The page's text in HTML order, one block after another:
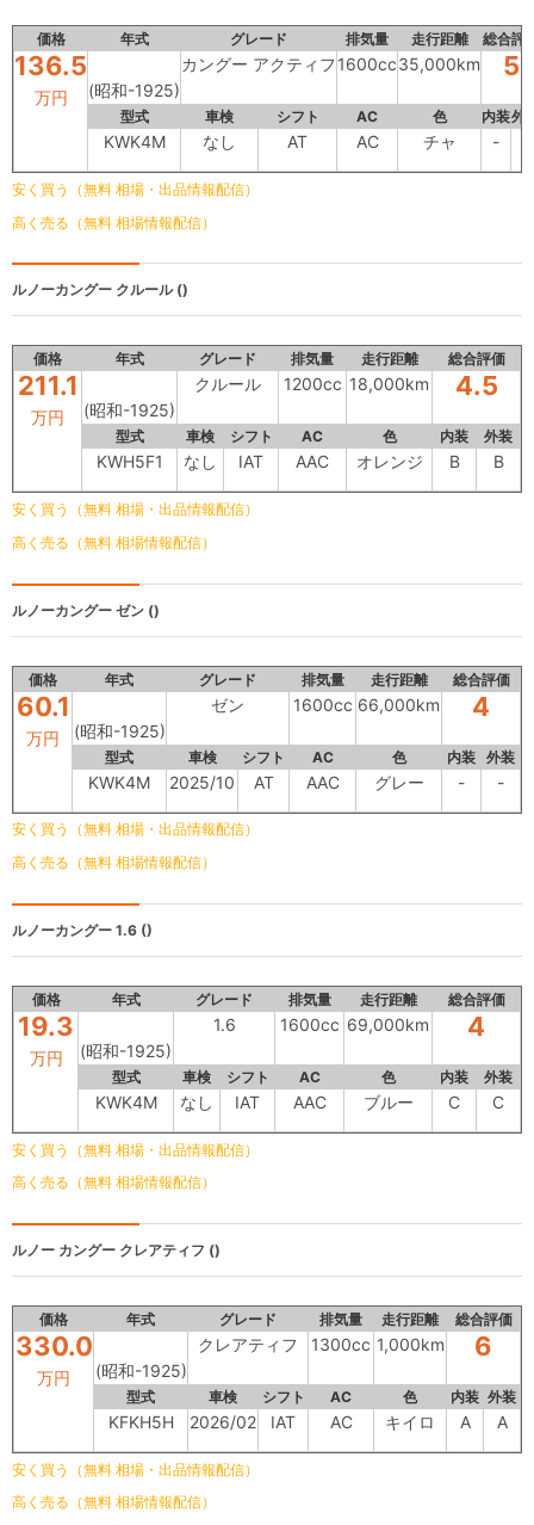
価格 年式 グレード 排気量 走行距離 総合評
136.5
万円 (昭和-1925)
カングー アクティフ 1600cc35,000km 5
型式 車検 シフト AC 色 内装外
KWK4M なし AT AC チャ -
安く買う（無料 相場・出品情報配信）
高く売る（無料 相場情報配信）
ルノーカングー クルール ()
価格 年式 グレード 排気量 走行距離 総合評価
211.1
万円 (昭和-1925)
クルール 1200cc 18,000km 4.5
型式 車検 シフト AC 色 内装 外装
KWH5F1 なし IAT AAC オレンジ B B
安く買う（無料 相場・出品情報配信）
高く売る（無料 相場情報配信）
ルノーカングー ゼン ()
価格 年式 グレード 排気量 走行距離 総合評価
60.1
万円 (昭和-1925)
ゼン 1600cc 66,000km 4
型式 車検 シフト AC 色 内装 外装
KWK4M 2025/10 AT AAC グレー - -
安く買う（無料 相場・出品情報配信）
高く売る（無料 相場情報配信）
ルノーカングー 1.6 ()
価格 年式 グレード 排気量 走行距離 総合評価
19.3
万円 (昭和-1925)
1.6 1600cc 69,000km 4
型式 車検 シフト AC 色 内装 外装
KWK4M なし IAT AAC ブルー C C
安く買う（無料 相場・出品情報配信）
高く売る（無料 相場情報配信）
ルノー カングー クレアティフ ()
価格 年式 グレード 排気量 走行距離 総合評価
330.0
万円 (昭和-1925)
クレアティフ 1300cc 1,000km 6
型式 車検 シフト AC 色 内装 外装
KFKH5H 2026/02 IAT AC キイロ A A
安く買う（無料 相場・出品情報配信）
高く売る（無料 相場情報配信）